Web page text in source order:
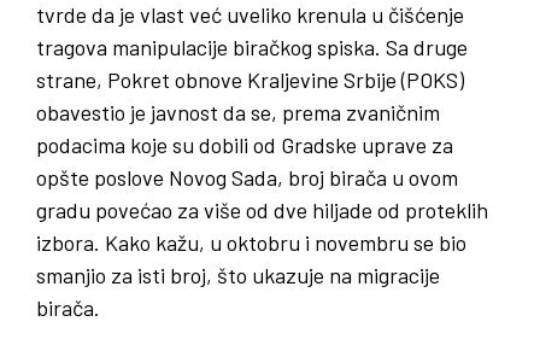
tvrde da je vlast već uveliko krenula u čišćenje
tragova manipulacije biračkog spiska. Sa druge
strane, Pokret obnove Kraljevine Srbije (POKS)
obavestio je javnost da se, prema zvaničnim
podacima koje su dobili od Gradske uprave za
opšte poslove Novog Sada, broj birača u ovom
gradu povećao za više od dve hiljade od proteklih
izbora. Kako kažu, u oktobru i novembru se bio
smanjio za isti broj, što ukazuje na migracije
birača.